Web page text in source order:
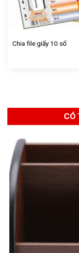
Chia file giấy 10 số
CÓ